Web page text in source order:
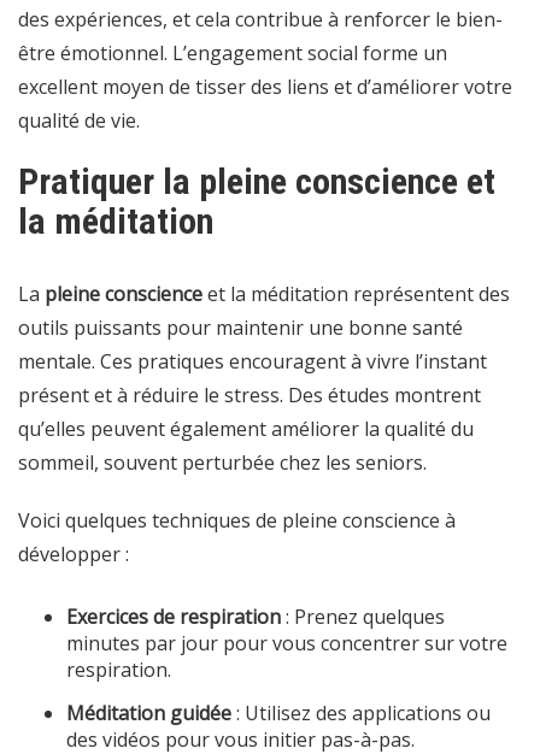
des expériences, et cela contribue à renforcer le bien-
être émotionnel. L’engagement social forme un
excellent moyen de tisser des liens et d’améliorer votre
qualité de vie.
Pratiquer la pleine conscience et
la méditation
La pleine conscienceet la méditation représentent des
outils puissants pour maintenir une bonne santé
mentale. Ces pratiques encouragent à vivre l’instant
présent et à réduire le stress. Des études montrent
qu’elles peuvent également améliorer la qualité du
sommeil, souvent perturbée chez les seniors.
Voici quelques techniques de pleine conscience à
développer :
Exercices de respiration: Prenez quelques
minutes par jour pour vous concentrer sur votre
respiration.
Méditation guidée: Utilisez des applications ou
des vidéos pour vous initier pas-à-pas.